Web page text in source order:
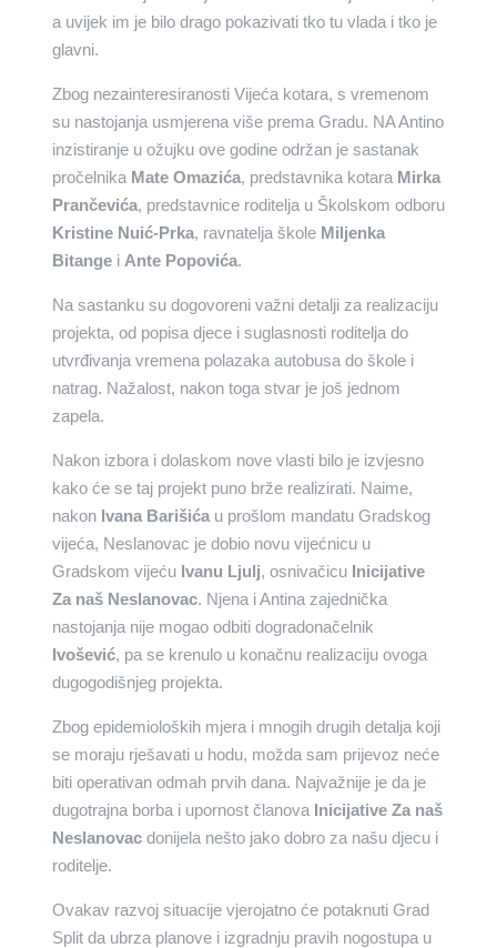
a uvijek im je bilo drago pokazivati tko tu vlada i tko je
glavni.
Zbog nezainteresiranosti Vijeća kotara, s vremenom
su nastojanja usmjerena više prema Gradu. NA Antino
inzistiranje u ožujku ove godine održan je sastanak
pročelnika Mate Omazića, predstavnika kotara Mirka
Prančevića, predstavnice roditelja u Školskom odboru
Kristine Nuić-Prka, ravnatelja škole Miljenka
Bitangei Ante Popovića.
Na sastanku su dogovoreni važni detalji za realizaciju
projekta, od popisa djece i suglasnosti roditelja do
utvrđivanja vremena polazaka autobusa do škole i
natrag. Nažalost, nakon toga stvar je još jednom
zapela.
Nakon izbora i dolaskom nove vlasti bilo je izvjesno
kako će se taj projekt puno brže realizirati. Naime,
nakon Ivana Barišićau prošlom mandatu Gradskog
vijeća, Neslanovac je dobio novu vijećnicu u
Gradskom vijeću Ivanu Ljulj, osnivačicu Inicijative
Za naš Neslanovac. Njena i Antina zajednička
nastojanja nije mogao odbiti dogradonačelnik
Ivošević, pa se krenulo u konačnu realizaciju ovoga
dugogodišnjeg projekta.
Zbog epidemioloških mjera i mnogih drugih detalja koji
se moraju rješavati u hodu, možda sam prijevoz neće
biti operativan odmah prvih dana. Najvažnije je da je
dugotrajna borba i upornost članova Inicijative Za naš
Neslanovacdonijela nešto jako dobro za našu djecu i
roditelje.
Ovakav razvoj situacije vjerojatno će potaknuti Grad
Split da ubrza planove i izgradnju pravih nogostupa u